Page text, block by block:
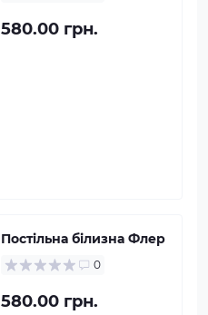
580.00 грн.
Постільна білизна Флер
0
580.00 грн.